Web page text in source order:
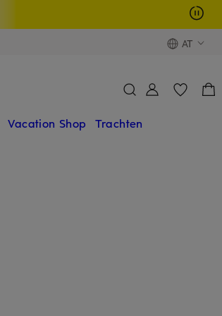
AT
Vacation Shop Trachten